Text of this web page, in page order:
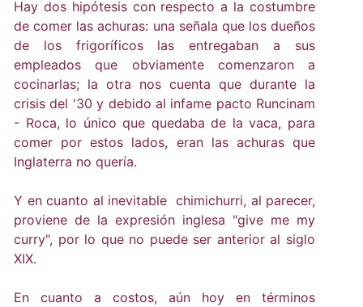
Hay dos hipótesis con respecto a la costumbre
de comer las achuras: una señala que los dueños
de los frigoríficos las entregaban a sus
empleados que obviamente comenzaron a
cocinarlas; la otra nos cuenta que durante la
crisis del '30 y debido al infame pacto Runcinam
- Roca, lo único que quedaba de la vaca, para
comer por estos lados, eran las achuras que
Inglaterra no quería.
Y en cuanto al inevitable chimichurri, al parecer,
proviene de la expresión inglesa "give me my
curry", por lo que no puede ser anterior al siglo
XIX.
En cuanto a costos, aún hoy en términos